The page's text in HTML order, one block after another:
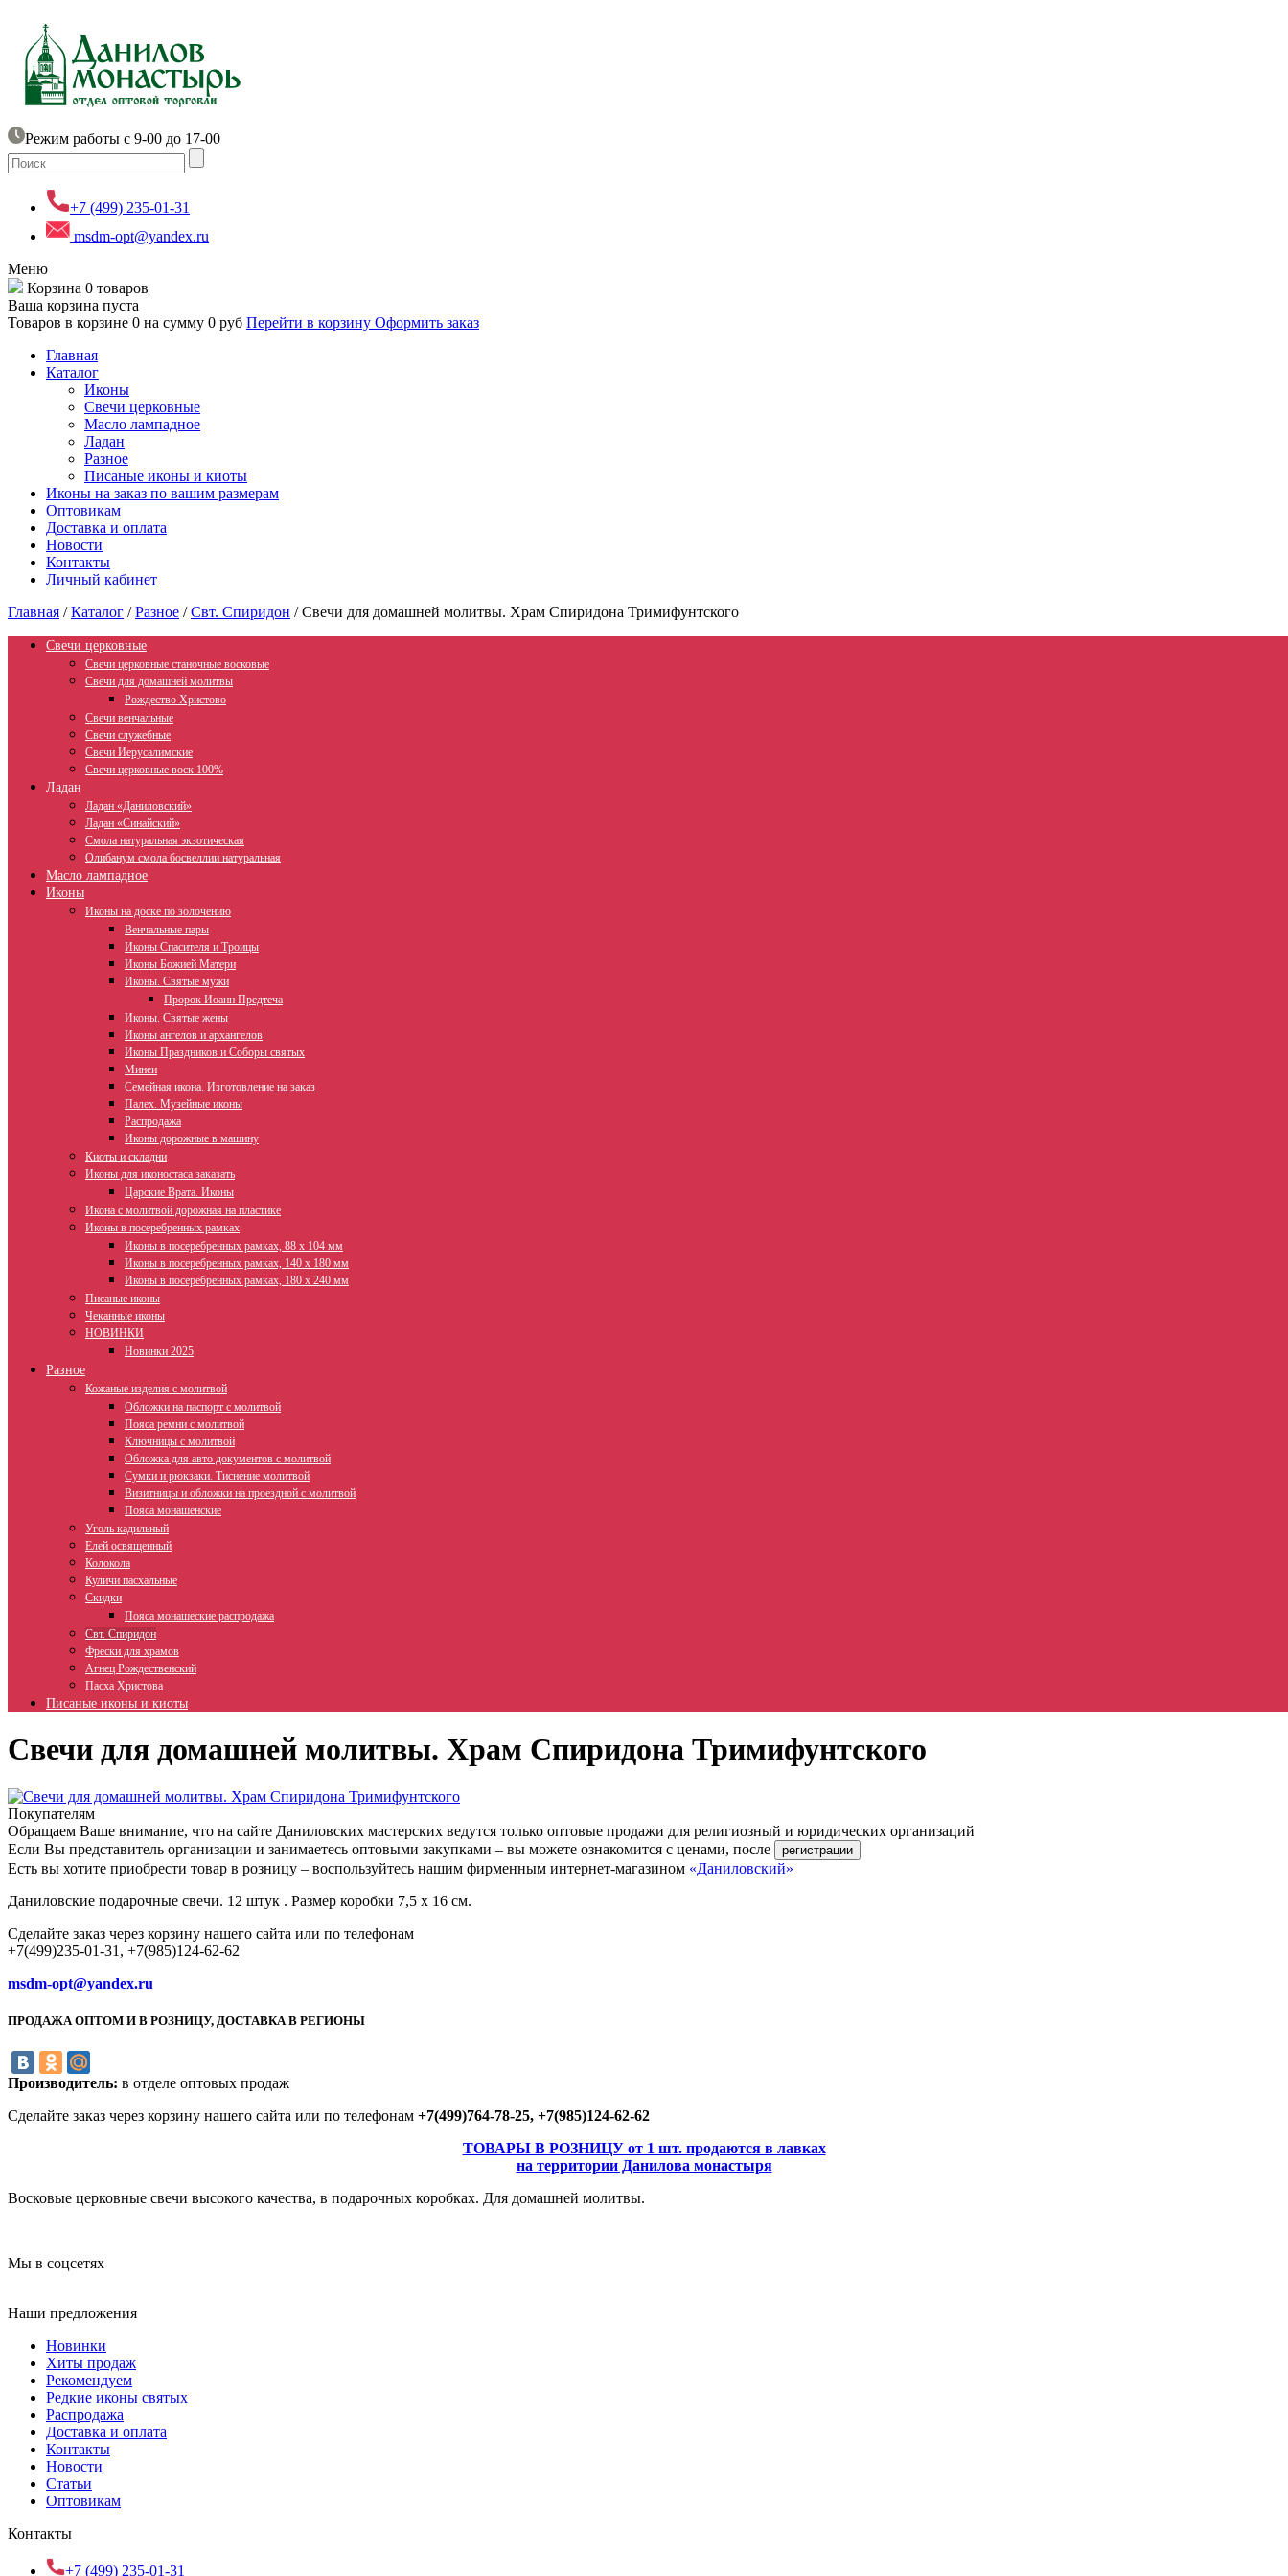
Режим работы с 9-00 до 17-00
+7 (499) 235-01-31
msdm-opt@yandex.ru
Меню
Корзина 0 товаров
Ваша корзина пуста
Товаров в корзине 0 на сумму 0 руб Перейти в корзину Оформить заказ
Главная
Каталог
Иконы
Свечи церковные
Масло лампадное
Ладан
Разное
Писаные иконы и киоты
Иконы на заказ по вашим размерам
Оптовикам
Доставка и оплата
Новости
Контакты
Личный кабинет
Главная /Каталог /Разное /Свт. Спиридон /Свечи для домашней молитвы. Храм Спиридона Тримифунтского
Свечи церковные
Свечи церковные станочные восковые
Свечи для домашней молитвы
Рождество Христово
Свечи венчальные
Свечи служебные
Свечи Иерусалимские
Свечи церковные воск 100%
Ладан
Ладан «Даниловский»
Ладан «Синайский»
Смола натуральная экзотическая
Олибанум смола босвеллии натуральная
Масло лампадное
Иконы
Иконы на доске по золочению
Венчальные пары
Иконы Спасителя и Троицы
Иконы Божией Матери
Иконы. Святые мужи
Пророк Иоанн Предтеча
Иконы. Святые жены
Иконы ангелов и архангелов
Иконы Праздников и Соборы святых
Минеи
Семейная икона. Изготовление на заказ
Палех. Музейные иконы
Распродажа
Иконы дорожные в машину
Киоты и складни
Иконы для иконостаса заказать
Царские Врата. Иконы
Икона с молитвой дорожная на пластике
Иконы в посеребренных рамках
Иконы в посеребренных рамках, 88 х 104 мм
Иконы в посеребренных рамках, 140 х 180 мм
Иконы в посеребренных рамках, 180 х 240 мм
Писаные иконы
Чеканные иконы
НОВИНКИ
Новинки 2025
Разное
Кожаные изделия с молитвой
Обложки на паспорт с молитвой
Пояса ремни с молитвой
Ключницы с молитвой
Обложка для авто документов с молитвой
Сумки и рюкзаки. Тиснение молитвой
Визитницы и обложки на проездной с молитвой
Пояса монашенские
Уголь кадильный
Елей освященный
Колокола
Куличи пасхальные
Скидки
Пояса монашеские распродажа
Свт. Спиридон
Фрески для храмов
Агнец Рождественский
Пасха Христова
Писаные иконы и киоты
Свечи для домашней молитвы. Храм Спиридона Тримифунтского
Покупателям
Обращаем Ваше внимание, что на сайте Даниловских мастерских ведутся только оптовые продажи для религиозный и юридических организаций
Если Вы представитель организации и занимаетесь оптовыми закупками – вы можете ознакомится с ценами, после
Есть вы хотите приобрести товар в розницу – воспользуйтесь нашим фирменным интернет-магазином «Даниловский»
Даниловские подарочные свечи. 12 штук . Размер коробки 7,5 х 16 см.
Сделайте заказ через корзину нашего сайта или по телефонам
+7(499)235-01-31, +7(985)124-62-62
msdm-opt@yandex.ru
ПРОДАЖА ОПТОМ И В РОЗНИЦУ, ДОСТАВКА В РЕГИОНЫ
Производитель: в отделе оптовых продаж
Сделайте заказ через корзину нашего сайта или по телефонам +7(499)764-78-25, +7(985)124-62-62
ТОВАРЫ В РОЗНИЦУ от 1 шт. продаются в лавках
на территории Данилова монастыря
Восковые церковные свечи высокого качества, в подарочных коробках. Для домашней молитвы.
Мы в соцсетях
Наши предложения
Новинки
Хиты продаж
Рекомендуем
Редкие иконы святых
Распродажа
Доставка и оплата
Контакты
Новости
Статьи
Оптовикам
Контакты
+7 (499) 235-01-31